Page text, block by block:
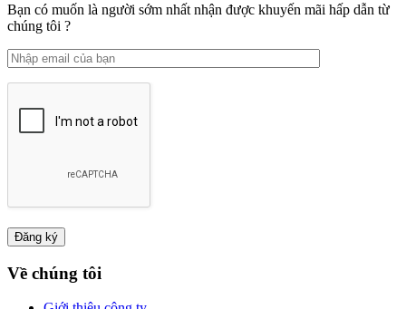
Bạn có muốn là người sớm nhất nhận được khuyến mãi hấp dẫn từ
chúng tôi ?
Về chúng tôi